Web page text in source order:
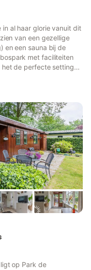
in al haar glorie vanuit dit
van een gezellige
en een sauna bij de
met faciliteiten
het de perfecte setting
leven!Vanuit het park
en
op Park de